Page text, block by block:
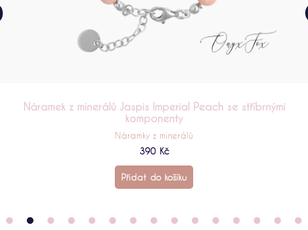
Náramek z minerálů Perleť Light Orange se stříbrnými
komponenty
Náramky z minerálů
390 Kč
Přidat do košíku